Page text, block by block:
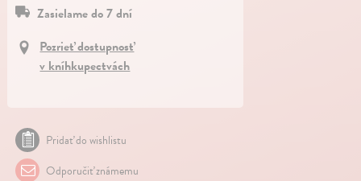
Zasielame do 7 dní
Pozrieť dostupnosť
v kníhkupectvách
Pridať do wishlistu
Odporučiť známemu